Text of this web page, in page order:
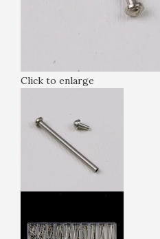
Click to enlarge